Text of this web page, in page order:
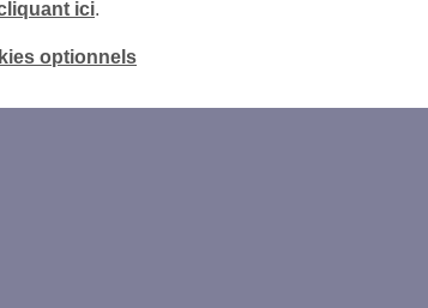
ici.
optionnels